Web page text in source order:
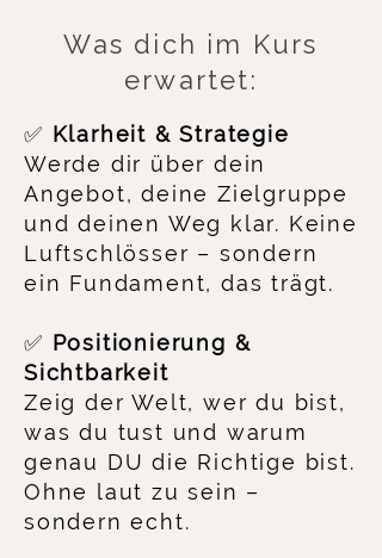
Was dich im Kurs
erwartet:
✅ Klarheit & Strategie
Werde dir über dein
Angebot, deine Zielgruppe
und deinen Weg klar. Keine
Luftschlösser – sondern
ein Fundament, das trägt.
✅ Positionierung &
Sichtbarkeit
Zeig der Welt, wer du bist,
was du tust und warum
genau DU die Richtige bist.
Ohne laut zu sein –
sondern echt.